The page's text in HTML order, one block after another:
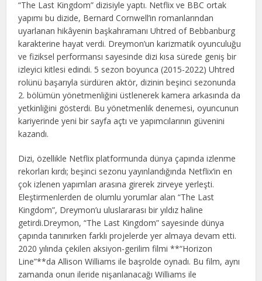
“The Last Kingdom” dizisiyle yaptı. Netflix ve BBC ortak
yapımı bu dizide, Bernard Cornwell’in romanlarından
uyarlanan hikâyenin başkahramanı Uhtred of Bebbanburg
karakterine hayat verdi. Dreymon’un karizmatik oyunculuğu
ve fiziksel performansı sayesinde dizi kısa sürede geniş bir
izleyici kitlesi edindi. 5 sezon boyunca (2015-2022) Uhtred
rolünü başarıyla sürdüren aktör, dizinin beşinci sezonunda
2. bölümün yönetmenliğini üstlenerek kamera arkasında da
yetkinliğini gösterdi. Bu yönetmenlik denemesi, oyuncunun
kariyerinde yeni bir sayfa açtı ve yapımcılarının güvenini
kazandı.
Dizi, özellikle Netflix platformunda dünya çapında izlenme
rekorları kırdı; beşinci sezonu yayınlandığında Netflix’in en
çok izlenen yapımları arasına girerek zirveye yerleşti.
Eleştirmenlerden de olumlu yorumlar alan “The Last
Kingdom”, Dreymon’u uluslararası bir yıldız haline
getirdi.Dreymon, “The Last Kingdom” sayesinde dünya
çapında tanınırken farklı projelerde yer almaya devam etti.
2020 yılında çekilen aksiyon-gerilim filmi **“Horizon
Line”**da Allison Williams ile başrolde oynadı. Bu film, aynı
zamanda onun ileride nişanlanacağı Williams ile